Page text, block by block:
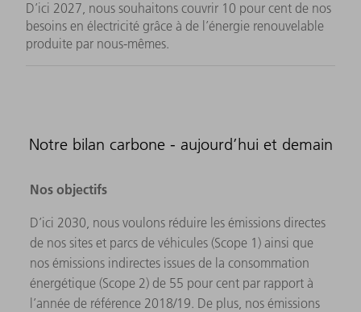
D’ici 2027, nous souhaitons couvrir 10 pour cent de nos
besoins en électricité grâce à de l’énergie renouvelable
produite par nous-mêmes.
Notre bilan carbone - aujourd’hui et demain
Nos objectifs
D’ici 2030, nous voulons réduire les émissions directes
de nos sites et parcs de véhicules (Scope 1) ainsi que
nos émissions indirectes issues de la consommation
énergétique (Scope 2) de 55 pour cent par rapport à
l’année de référence 2018/19. De plus, nos émissions